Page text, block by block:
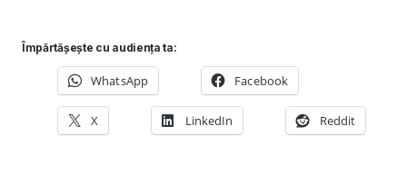
Împărtășește cu audiența ta:
WhatsApp Facebook
X LinkedIn Reddit